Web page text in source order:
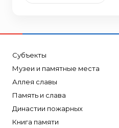
Субъекты
Музеи и памятные места
Аллея славы
Память и слава
Династии пожарных
Книга памяти